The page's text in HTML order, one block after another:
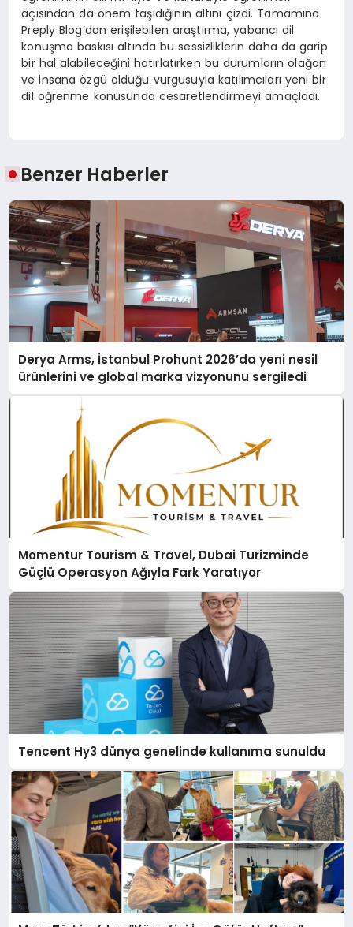
açısından da önem taşıdığının altını çizdi. Tamamına
Preply Blog’dan erişilebilen araştırma, yabancı dil
konuşma baskısı altında bu sessizliklerin daha da garip
bir hal alabileceğini hatırlatırken bu durumların olağan
ve insana özgü olduğu vurgusuyla katılımcıları yeni bir
dil öğrenme konusunda cesaretlendirmeyi amaçladı.
Benzer Haberler
Derya Arms, İstanbul Prohunt 2026’da yeni nesil
ürünlerini ve global marka vizyonunu sergiledi
Momentur Tourism & Travel, Dubai Turizminde
Güçlü Operasyon Ağıyla Fark Yaratıyor
Tencent Hy3 dünya genelinde kullanıma sunuldu